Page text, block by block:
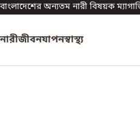
বাংলাদেশের অন্যতম নারী বিষয়ক
নারীজীবনযাপনস্বাস্থ্য